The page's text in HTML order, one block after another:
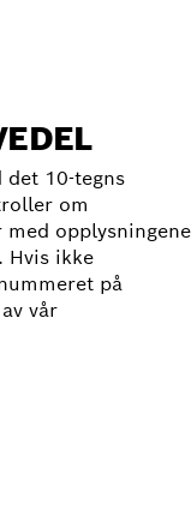
10-tegns
om
opplysningene
Hvis ikke
på
vår